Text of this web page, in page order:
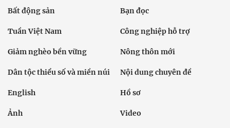
Bất động sản Bạn đọc
Tuần Việt Nam Công nghiệp hỗ trợ
Giảm nghèo bền vững Nông thôn mới
Dân tộc thiểu số và miền núi Nội dung chuyên đề
English Hồ sơ
Ảnh Video